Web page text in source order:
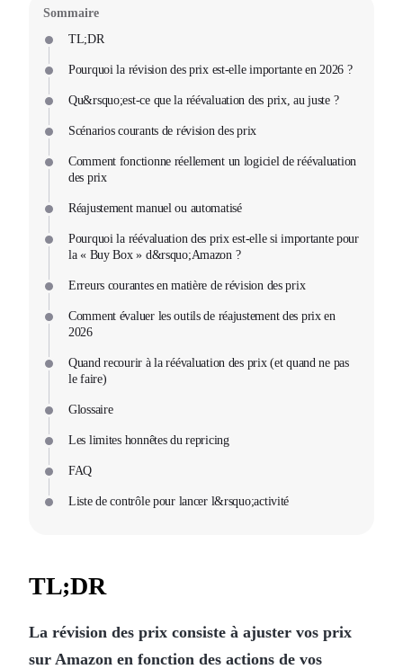
Sommaire
TL;DR
Pourquoi la révision des prix est-elle importante en 2026 ?
Qu&rsquo;est-ce que la réévaluation des prix, au juste ?
Scénarios courants de révision des prix
Comment fonctionne réellement un logiciel de réévaluation
des prix
Réajustement manuel ou automatisé
Pourquoi la réévaluation des prix est-elle si importante pour
la « Buy Box » d&rsquo;Amazon ?
Erreurs courantes en matière de révision des prix
Comment évaluer les outils de réajustement des prix en
2026
Quand recourir à la réévaluation des prix (et quand ne pas
le faire)
Glossaire
Les limites honnêtes du repricing
FAQ
Liste de contrôle pour lancer l&rsquo;activité
TL;DR
La révision des prix consiste à ajuster vos prix
sur Amazon en fonction des actions de vos